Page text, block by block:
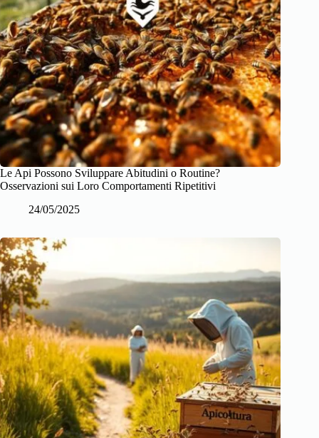
Le Api Possono Sviluppare Abitudini o Routine?
Osservazioni sui Loro Comportamenti Ripetitivi
24/05/2025